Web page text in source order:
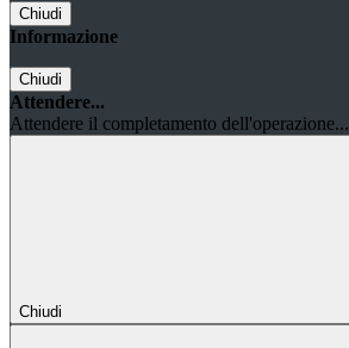
Chiudi
Informazione
Chiudi
Attendere...
Attendere il completamento dell'operazione...
Chiudi